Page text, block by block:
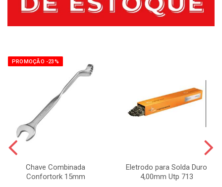
PROMOÇÃO -23%
Chave Combinada
Confortork 15mm
Eletrodo para Solda Duro
4,00mm Utp 713